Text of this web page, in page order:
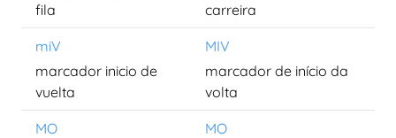
fila
carreira
miV
MIV
marcador inicio de
vuelta
marcador de início da
volta
MO
MO